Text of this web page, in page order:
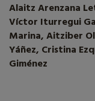
Alaitz Arenzana
Víctor Iturregui
Marina, Aitziber
Yáñez, Cristina
Giménez